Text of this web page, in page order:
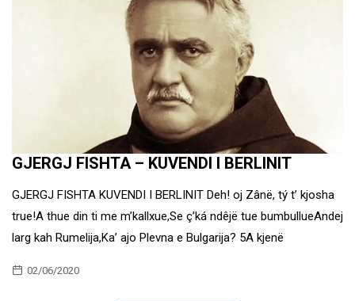
GJERGJ FISHTA – KUVENDI I BERLINIT
GJERGJ FISHTA KUVENDI I BERLINIT Deh! oj Zânë, tý t’ kjosha
true!A thue din ti me m’kallxue,Se ç’ká ndêjë tue bumbullueAndej
larg kah Rumelija,Ka’ ajo Plevna e Bulgarija? 5A kjenë
02/06/2020